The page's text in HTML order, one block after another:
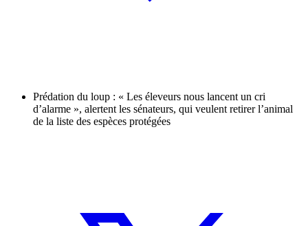
Prédation du loup : « Les éleveurs nous lancent un cri
d’alarme », alertent les sénateurs, qui veulent retirer l’animal
de la liste des espèces protégées